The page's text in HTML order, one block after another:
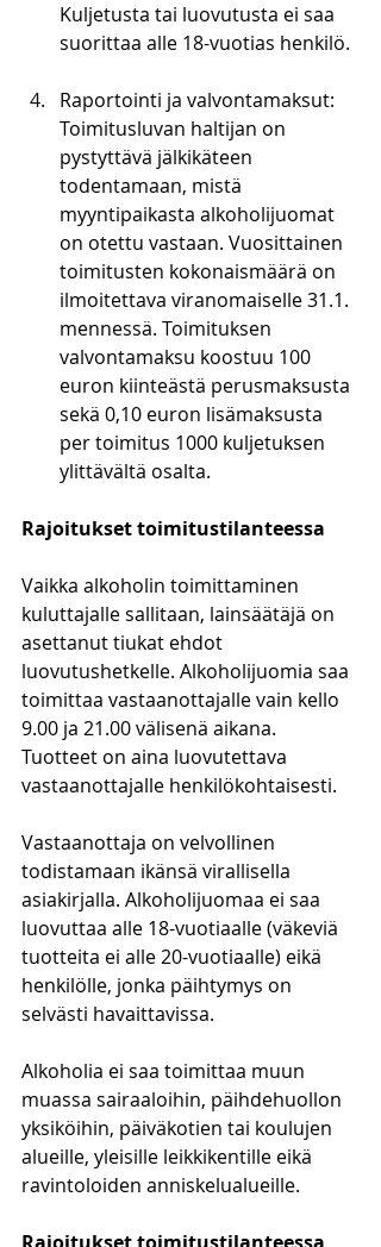
Kuljetusta tai luovutusta ei saa
suorittaa alle 18-vuotias henkilö.
Raportointi ja valvontamaksut:
Toimitusluvan haltijan on
pystyttävä jälkikäteen
todentamaan, mistä
myyntipaikasta alkoholijuomat
on otettu vastaan. Vuosittainen
toimitusten kokonaismäärä on
ilmoitettava viranomaiselle 31.1.
mennessä. Toimituksen
valvontamaksu koostuu 100
euron kiinteästä perusmaksusta
sekä 0,10 euron lisämaksusta
per toimitus 1000 kuljetuksen
ylittävältä osalta.
Rajoitukset toimitustilanteessa
Vaikka alkoholin toimittaminen
kuluttajalle sallitaan, lainsäätäjä on
asettanut tiukat ehdot
luovutushetkelle. Alkoholijuomia saa
toimittaa vastaanottajalle vain kello
9.00 ja 21.00 välisenä aikana.
Tuotteet on aina luovutettava
vastaanottajalle henkilökohtaisesti.
Vastaanottaja on velvollinen
todistamaan ikänsä virallisella
asiakirjalla. Alkoholijuomaa ei saa
luovuttaa alle 18-vuotiaalle (väkeviä
tuotteita ei alle 20-vuotiaalle) eikä
henkilölle, jonka päihtymys on
selvästi havaittavissa.
Alkoholia ei saa toimittaa muun
muassa sairaaloihin, päihdehuollon
yksiköihin, päiväkotien tai koulujen
alueille, yleisille leikkikentille eikä
ravintoloiden anniskelualueille.